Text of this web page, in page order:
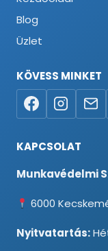
Blog
Üzlet
KÖVESS MINKET
KAPCSOLAT
Munkavédelmi
6000
Nyitvatartás: